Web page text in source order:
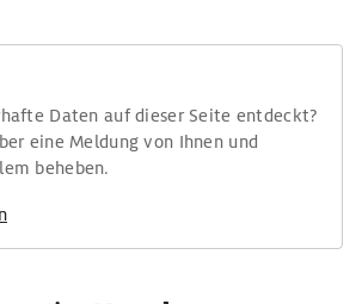
Daten auf dieser Seite entdeckt?
eine Meldung von Ihnen und
beheben.